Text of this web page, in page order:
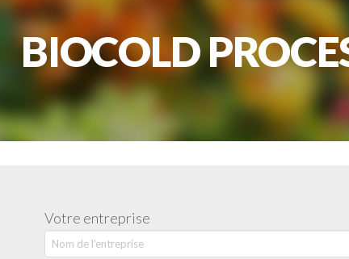
BIOCOLD
Votre entreprise